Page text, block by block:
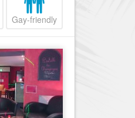
Nice Promenade du
Nice le Port
Nice le Vieux Nice
Nice le Coeur de Ville
Nice les Collines Niçoises
Nice le petit Marais Niçois
Gay-friendly